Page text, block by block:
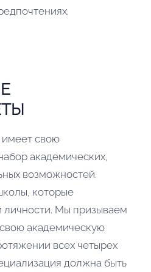
свою
академических,
возможностей.
которые
личности. Мы призываем
академическую
всех четырех
должна быть